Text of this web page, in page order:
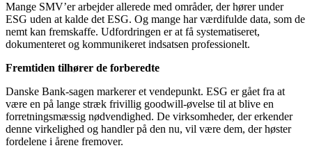
Mange SMV’er arbejder allerede med områder, der hører under
ESG uden at kalde det ESG. Og mange har værdifulde data, som de
nemt kan fremskaffe. Udfordringen er at få systematiseret,
dokumenteret og kommunikeret indsatsen professionelt.
Fremtiden tilhører de forberedte
Danske Bank-sagen markerer et vendepunkt. ESG er gået fra at
være en på lange stræk frivillig goodwill-øvelse til at blive en
forretningsmæssig nødvendighed. De virksomheder, der erkender
denne virkelighed og handler på den nu, vil være dem, der høster
fordelene i årene fremover.